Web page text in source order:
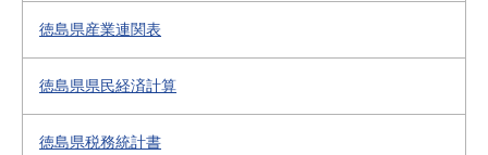
徳島県産業連関表
徳島県県民経済計算
徳島県税務統計書